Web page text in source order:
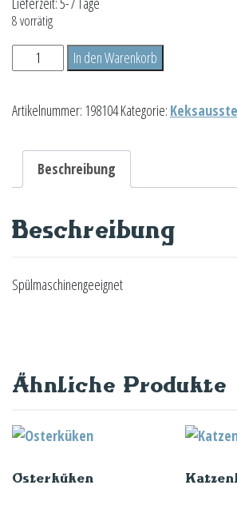
8 vorrätig
Dackel
Menge
In den Warenkorb
Artikelnummer: 198104Kategorie:
Beschreibung
Beschreibung
Spülmaschinengeeignet
Ähnliche Produkte
Osterküken